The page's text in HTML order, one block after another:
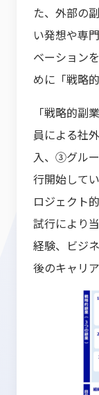
た、外部の
い発想や専
ベーション
めに「戦略
「戦略的副
員による社
入、③グル
行開始して
ロジェクト
試行により
経験、ビジ
後のキャリ